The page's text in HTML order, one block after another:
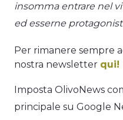
insomma entrare nel
ed esserne
Per rimanere sempre
nostra newsletter qui!
Imposta OlivoNews
principale su Google